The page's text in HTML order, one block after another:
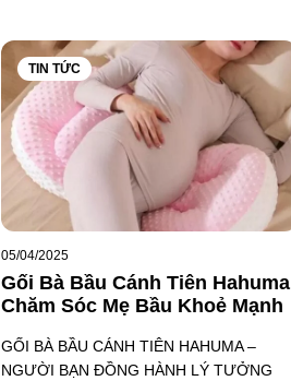
TIN TỨC
05/04/2025
Gối Bà Bầu Cánh Tiên Hahuma
Chăm Sóc Mẹ Bầu Khoẻ Mạnh
GỐI BÀ BẦU CÁNH TIÊN HAHUMA –
NGƯỜI BẠN ĐỒNG HÀNH LÝ TƯỞNG